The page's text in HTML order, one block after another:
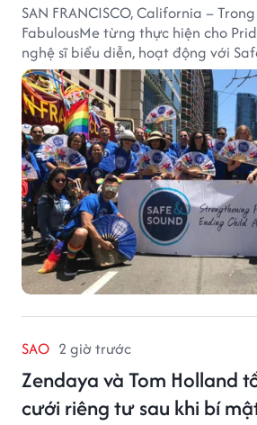
SAN FRANCISCO, California –
FabulousMe từng thực hiện cho
nghệ sĩ biểu diễn, hoạt động với
2019 mang một bối cảnh khác biệt.
chức phi lợi nhuận tại San
lĩnh vực phòng ngừa bạo hành trẻ
và xây dựng môi trường an toàn
SAO 2 giờ trước
Zendaya và Tom Holland
cưới riêng tư sau khi bí